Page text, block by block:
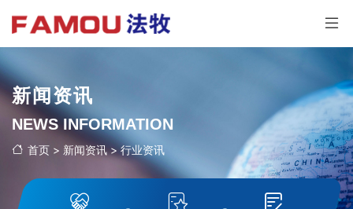
新闻资讯
NEWS INFORMATION
首页 > 新闻资讯>行业资讯